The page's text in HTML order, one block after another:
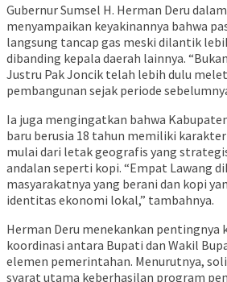
Gubernur Sumsel H. Herman Deru
menyampaikan keyakinannya bahwa
langsung tancap gas meski dilantik
dibanding kepala daerah lainnya.
Justru Pak Joncik telah lebih dulu
pembangunan sejak periode
Ia juga mengingatkan bahwa
baru berusia 18 tahun memiliki
mulai dari letak geografis yang
andalan seperti kopi. “Empat Lawang
masyarakatnya yang berani dan kopi
identitas ekonomi lokal,” tambahnya.
Herman Deru menekankan pentingnya
koordinasi antara Bupati dan Wakil
elemen pemerintahan. Menurutnya,
syarat utama keberhasilan program